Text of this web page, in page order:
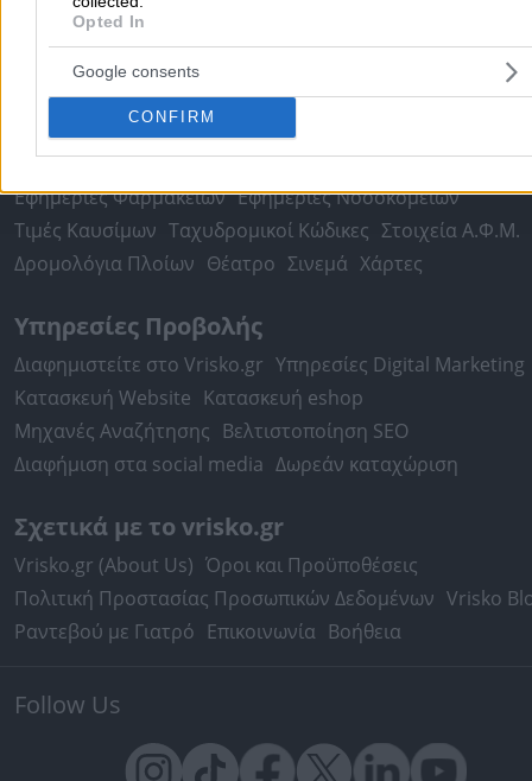
Opted In
Google consents
CONFIRM
Περιστέρι Καβάλα
Πειραιάς Κέρκυρα Χανιά
περισσότερα >>
Χρήσιμα Σήμερα
Εφημερίες Φαρμακείων Εφημερίες Νοσοκομείων
Τιμές Καυσίμων Ταχυδρομικοί Κώδικες Στοιχεία Α.Φ.Μ.
Δρομολόγια Πλοίων Θέατρο Σινεμά Χάρτες
Υπηρεσίες Προβολής
Διαφημιστείτε στο Vrisko.gr Υπηρεσίες Digital Marketing
Κατασκευή Website Κατασκευή eshop
Μηχανές Αναζήτησης Βελτιστοποίηση SEO
Διαφήμιση στα social media Δωρεάν καταχώριση
Σχετικά με το vrisko.gr
Vrisko.gr (About Us) Όροι και Προϋποθέσεις
Πολιτική Προστασίας Προσωπικών Δεδομένων Vrisko
Ραντεβού με Γιατρό Επικοινωνία Βοήθεια
Follow Us